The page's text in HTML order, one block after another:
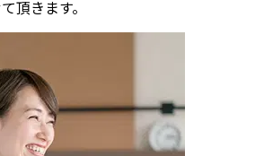
頂きます。